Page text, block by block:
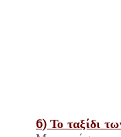
6) Το ταξίδι